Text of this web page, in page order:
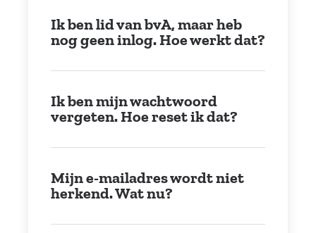
Ik ben lid van bvA, maar heb
nog geen inlog. Hoe werkt dat?
Ik ben mijn wachtwoord
vergeten. Hoe reset ik dat?
Mijn e-mailadres wordt niet
herkend. Wat nu?